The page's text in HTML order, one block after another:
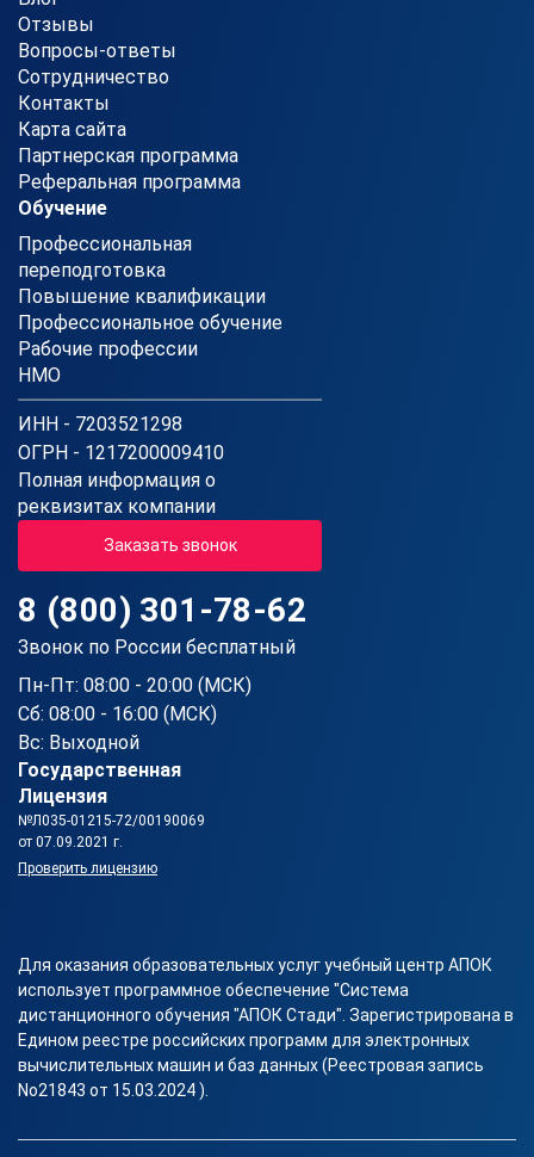
Отзывы
Вопросы-ответы
Сотрудничество
Контакты
Карта сайта
Партнерская программа
Реферальная программа
Обучение
Профессиональная
переподготовка
Повышение квалификации
Профессиональное обучение
Рабочие профессии
НМО
ИНН - 7203521298
ОГРН - 1217200009410
Полная информация о
реквизитах компании
Заказать звонок
8 (800) 301-78-62
Звонок по России бесплатный
Пн-Пт: 08:00 - 20:00 (МСК)
Сб: 08:00 - 16:00 (МСК)
Вс: Выходной
Государственная
Лицензия
№Л035-01215-72/00190069
от 07.09.2021 г.
Проверить лицензию
Для оказания образовательных услуг учебный центр АПОК
использует программное обеспечение "Система
дистанционного обучения "АПОК Стади". Зарегистрирована в
Едином реестре российских программ для электронных
вычислительных машин и баз данных (Реестровая запись
No21843 от 15.03.2024 ).